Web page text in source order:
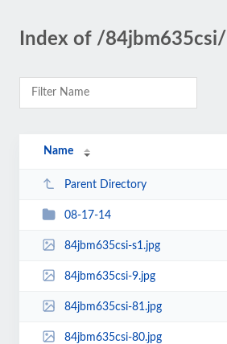
Index of /84jbm635csi/
Name
Parent Directory
08-17-14
84jbm635csi-s1.jpg
84jbm635csi-9.jpg
84jbm635csi-81.jpg
84jbm635csi-80.jpg